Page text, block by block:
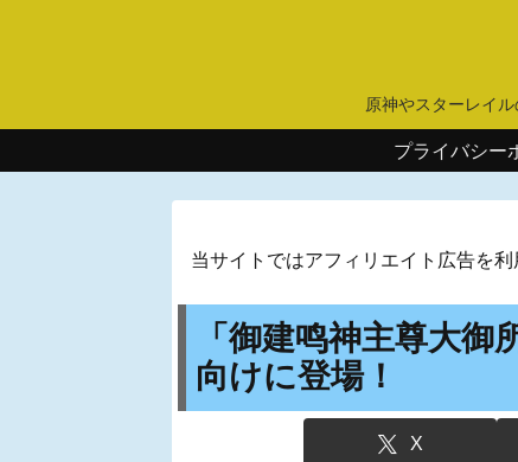
原神やスターレイ
プライバシー
当サイトではアフィリエイト広告を利
「御建鸣神主尊大
向けに登場！
X